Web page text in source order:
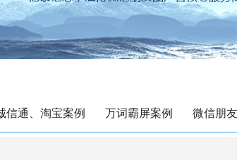
信通、淘宝案例 万词霸屏案例 微信朋